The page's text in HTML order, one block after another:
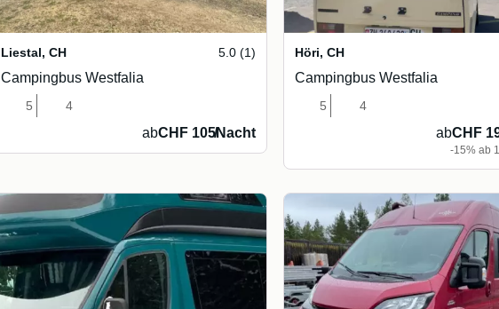
Liestal, CH 5.0 (1)
Campingbus Westfalia
5 4
abCHF 105/Nacht
Höri, CH
Campingbus Westfalia
5 4
abCHF
-15% ab